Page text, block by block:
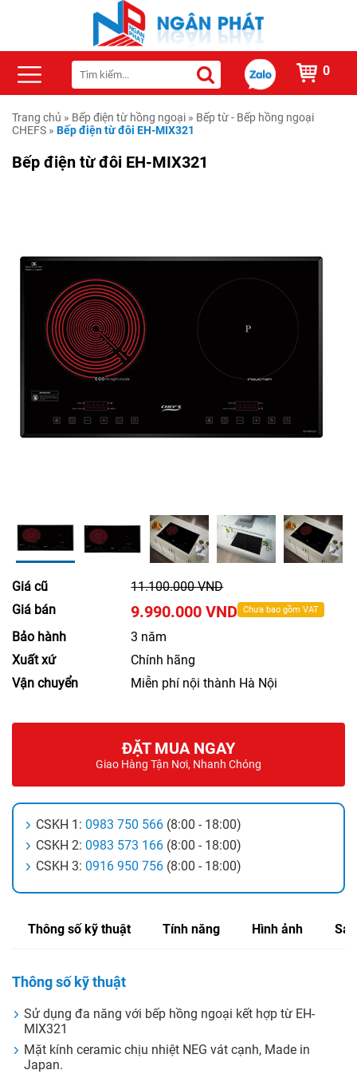
0
Trang chủ » Bếp điện từ hồng ngoại » Bếp từ - Bếp hồng ngoại
CHEFS » Bếp điện từ đôi EH-MIX321
Bếp điện từ đôi EH-MIX321
Giá cũ
11.100.000 VND
Giá bán
9.990.000 VND Chưa bao gồm VAT
Bảo hành
3 năm
Xuất xứ
Chính hãng
Vận chuyển
Miễn phí nội thành Hà Nội
ĐẶT MUA NGAY
Giao Hàng Tận Nơi, Nhanh Chóng
CSKH 1: 0983 750 566 (8:00 - 18:00)
CSKH 2: 0983 573 166 (8:00 - 18:00)
CSKH 3: 0916 950 756 (8:00 - 18:00)
Thông số kỹ thuật Tính năng Hình ảnh
Thông số kỹ thuật
Sử dụng đa năng với bếp hồng ngoại kết hợp từ EH-
MIX321
Mặt kính ceramic chịu nhiệt NEG vát cạnh, Made in
Japan.